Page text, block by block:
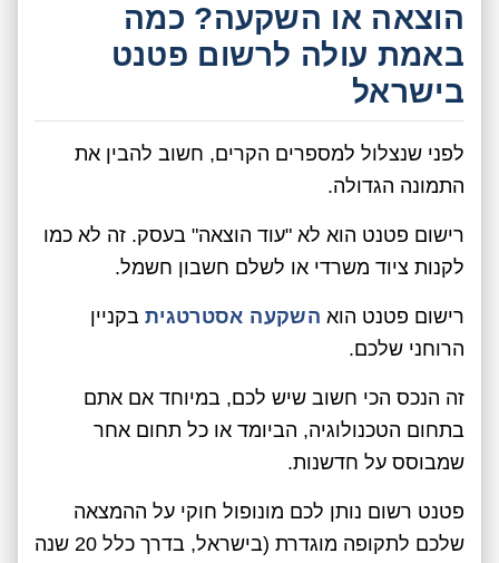
הוצאה או השקעה? כמה
באמת עולה לרשום פטנט
בישראל
לפני שנצלול למספרים הקרים, חשוב להבין את
התמונה הגדולה.
רישום פטנט הוא לא "עוד הוצאה" בעסק. זה לא כמו
לקנות ציוד משרדי או לשלם חשבון חשמל.
רישום פטנט הוא השקעה אסטרטגית בקניין
הרוחני שלכם.
זה הנכס הכי חשוב שיש לכם, במיוחד אם אתם
בתחום הטכנולוגיה, הביומד או כל תחום אחר
שמבוסס על חדשנות.
פטנט רשום נותן לכם מונופול חוקי על ההמצאה
שלכם לתקופה מוגדרת (בישראל, בדרך כלל 20 שנה